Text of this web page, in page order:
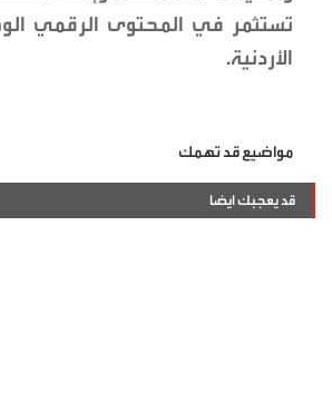
تستثمر في المحتوى الرقمي
الأردنية.
مواضيع قد تهمك
قد يعجبك ايضا